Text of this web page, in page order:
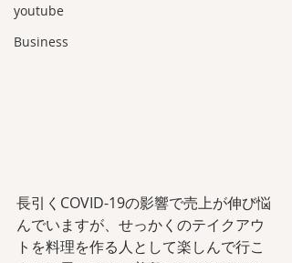
youtube
Business
長引くCOVID-19の影響で売上が伸び悩
んでいますが、せっかくのテイクアウ
トを料理を作る人として楽しんで行こ